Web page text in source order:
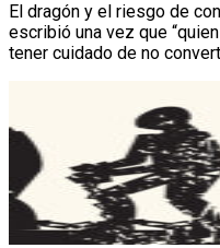
El dragón y el riesgo de
escribió una vez que
tener cuidado de no